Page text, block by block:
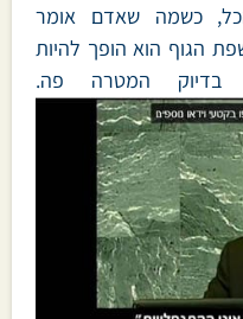
כשמה שאדם אומר
הגוף הוא הופך להיות
בדיוק המטרה פה.